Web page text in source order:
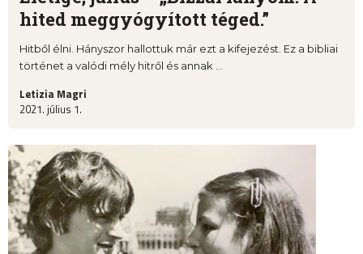
hited meggyógyított téged.”
Hitből élni. Hányszor hallottuk már ezt a kifejezést. Ez a bibliai
történet a valódi mély hitről és annak ...
Letizia Magri
2021. július 1.